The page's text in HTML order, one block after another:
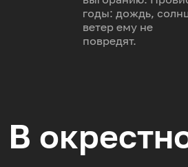
годы: дождь,
ветер ему не
повредят.
В